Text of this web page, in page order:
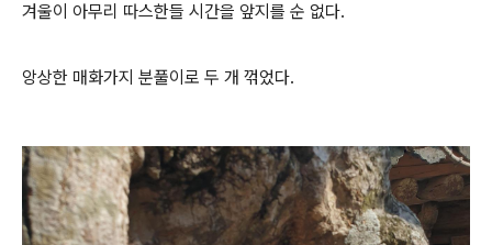
겨울이 아무리 따스한들 시간을 앞지를 순 없다.
앙상한 매화가지 분풀이로 두 개 꺾었다.